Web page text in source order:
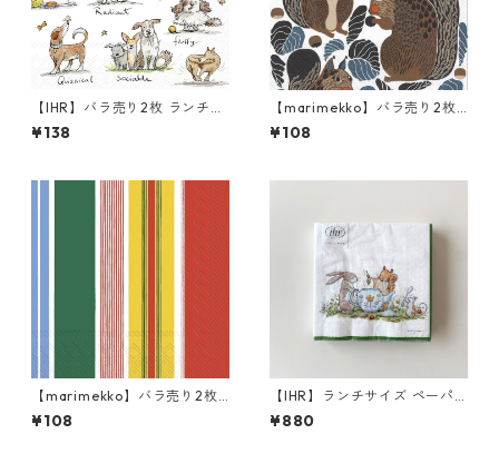
【IHR】バラ売り2枚 ランチサ
イズ ペーパーナプキン EMOTI
ON DOGS ホワイト Anita Jer
¥138
【marimekko】バラ売り2枚
カクテルサイズ ペーパーナプ
キン KURRE ブラウンxブラッ
¥108
【marimekko】バラ売り2枚
カクテルサイズ ペーパーナプ
キン PARAATI イエローxレッ
¥108
【IHR】ランチサイズ ペーパ
ーナプキン TEA TIME ホワイ
ト Anita Jeram 20枚入り
¥880